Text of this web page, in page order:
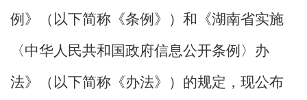
例》（以下简称《条例》）和《湖南省实施
〈中华人民共和国政府信息公开条例〉办
法》（以下简称《办法》）的规定，现公布